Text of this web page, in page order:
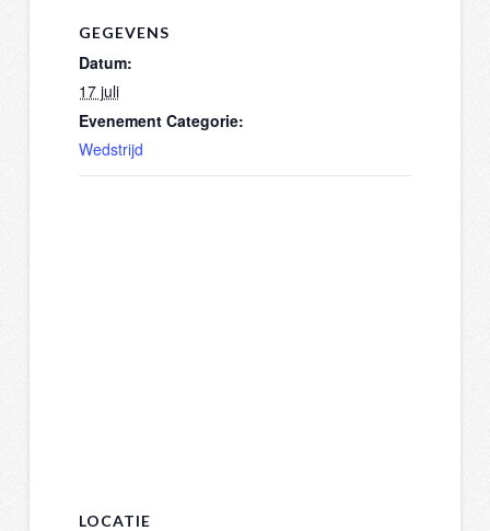
GEGEVENS
Datum:
17 juli
Evenement Categorie:
Wedstrijd
LOCATIE